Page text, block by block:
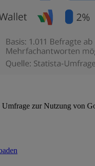
zur Nutzung von